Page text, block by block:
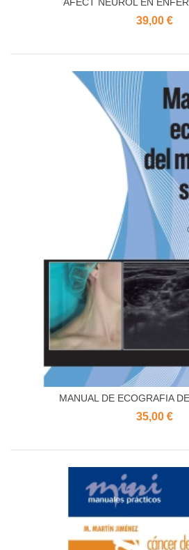
39,00 €
MANUAL DE ECOGRAFIA
35,00 €